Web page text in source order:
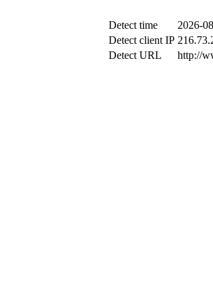
Detect time
2026-
Detect client IP
Detect URL
http://